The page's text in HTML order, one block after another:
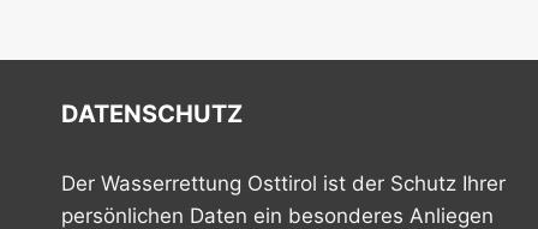
DATENSCHUTZ
Der Wasserrettung Osttirol ist der Schutz Ihrer
persönlichen Daten ein besonderes Anliegen